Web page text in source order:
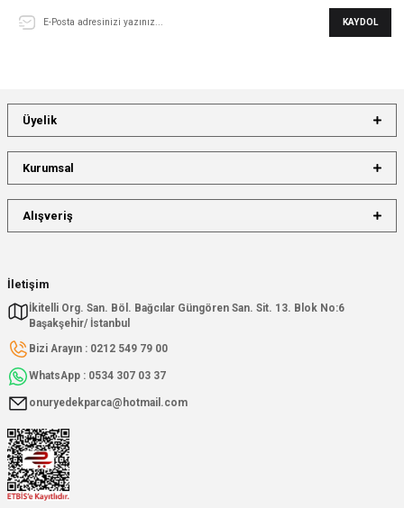
KAYDOL
İletişim
İkitelli Org. San. Böl. Bağcılar Güngören San. Sit. 13. Blok No:6
Başakşehir/ İstanbul
Bizi Arayın : 0212 549 79 00
WhatsApp : 0534 307 03 37
onuryedekparca@hotmail.com
Üyelik
Kurumsal
Alışveriş